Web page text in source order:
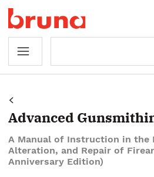
Advanced
A Manual of Instruction in the
Alteration, and Repair of
Anniversary Edition)